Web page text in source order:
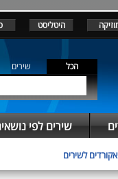
היטליסט
הכל שירים
שירים לפי
אקורדים לשירים